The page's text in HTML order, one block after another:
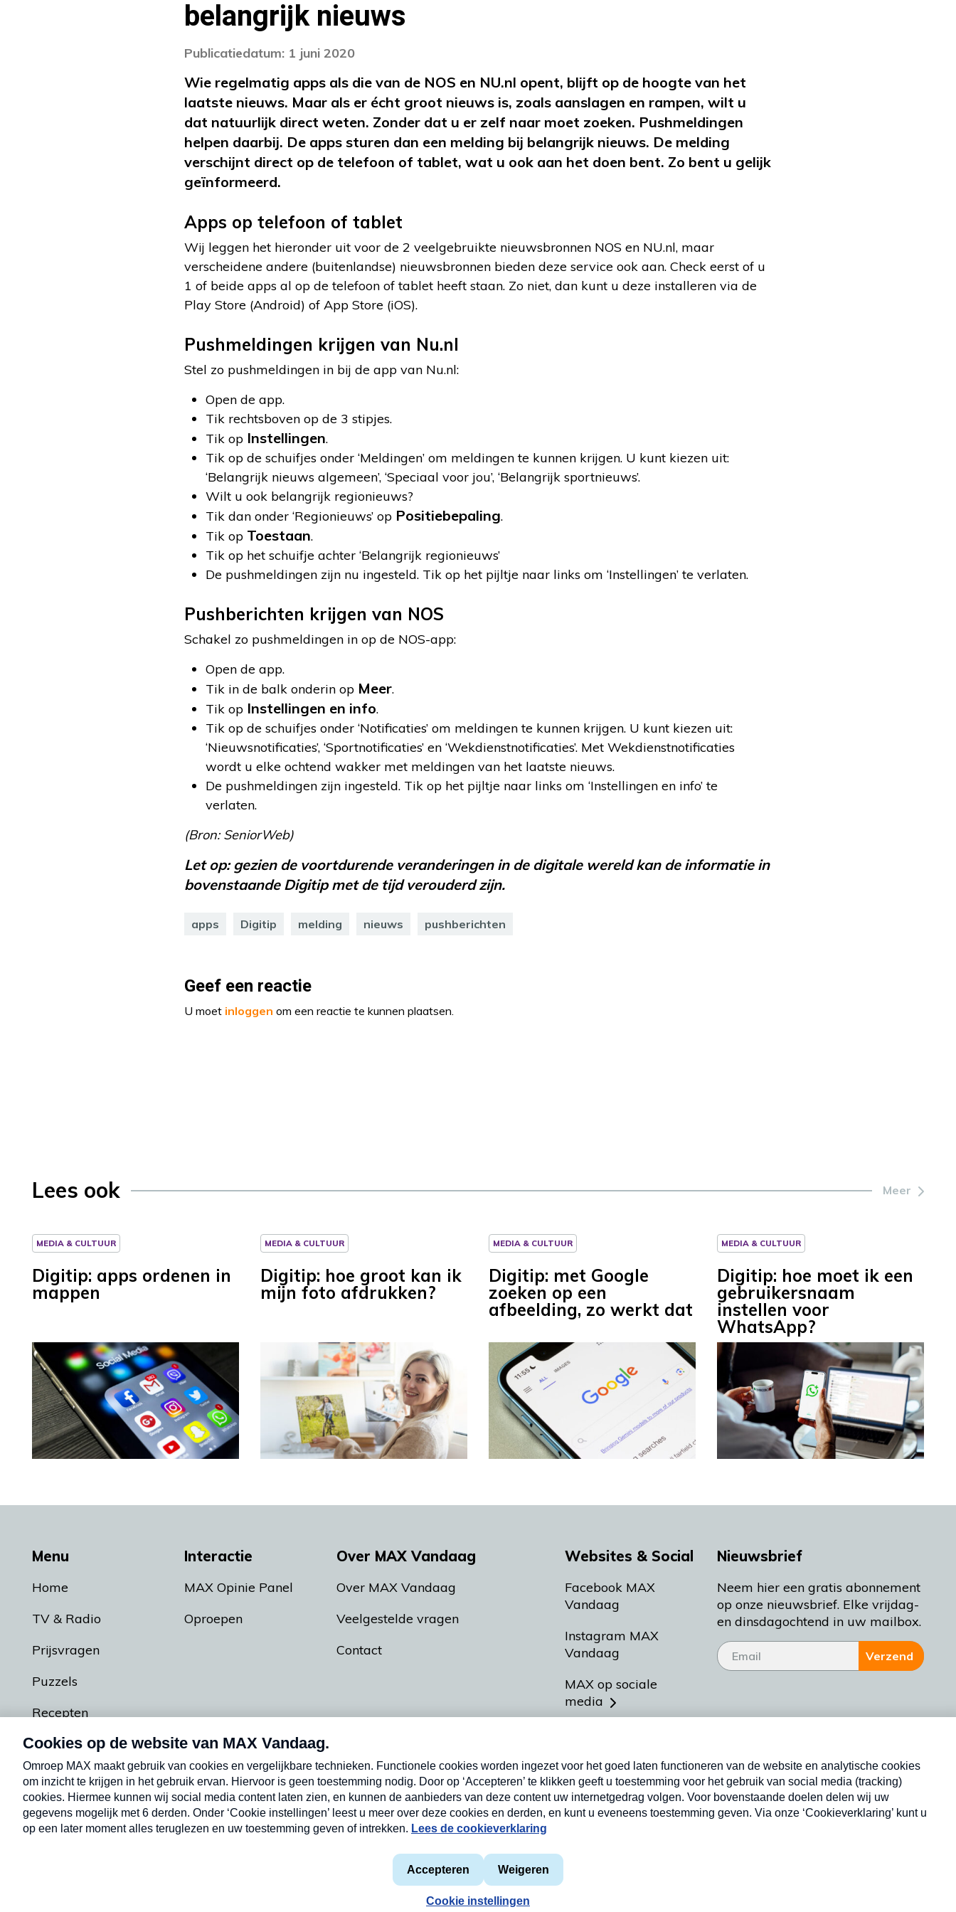
belangrijk nieuws
Publicatiedatum: 1 juni 2020
Wie regelmatig apps als die van de NOS en NU.nl opent, blijft op de hoogte van het
laatste nieuws. Maar als er écht groot nieuws is, zoals aanslagen en rampen, wilt u
dat natuurlijk direct weten. Zonder dat u er zelf naar moet zoeken. Pushmeldingen
helpen daarbij. De apps sturen dan een melding bij belangrijk nieuws. De melding
verschijnt direct op de telefoon of tablet, wat u ook aan het doen bent. Zo bent u gelijk
geïnformeerd.
Apps op telefoon of tablet
Wij leggen het hieronder uit voor de 2 veelgebruikte nieuwsbronnen NOS en NU.nl, maar
verscheidene andere (buitenlandse) nieuwsbronnen bieden deze service ook aan. Check eerst of u
1 of beide apps al op de telefoon of tablet heeft staan. Zo niet, dan kunt u deze installeren via de
Play Store (Android) of App Store (iOS).
Pushmeldingen krijgen van Nu.nl
Stel zo pushmeldingen in bij de app van Nu.nl:
Open de app.
Tik rechtsboven op de 3 stipjes.
Tik op Instellingen.
Tik op de schuifjes onder ‘Meldingen’ om meldingen te kunnen krijgen. U kunt kiezen uit:
‘Belangrijk nieuws algemeen’, ‘Speciaal voor jou’, ‘Belangrijk sportnieuws’.
Wilt u ook belangrijk regionieuws?
Tik dan onder ‘Regionieuws’ op Positiebepaling.
Tik op Toestaan.
Tik op het schuifje achter ‘Belangrijk regionieuws’
De pushmeldingen zijn nu ingesteld. Tik op het pijltje naar links om ‘Instellingen’ te verlaten.
Pushberichten krijgen van NOS
Schakel zo pushmeldingen in op de NOS-app:
Open de app.
Tik in de balk onderin op Meer.
Tik op Instellingen en info.
Tik op de schuifjes onder ‘Notificaties’ om meldingen te kunnen krijgen. U kunt kiezen uit:
‘Nieuwsnotificaties’, ‘Sportnotificaties’ en ‘Wekdienstnotificaties’. Met Wekdienstnotificaties
wordt u elke ochtend wakker met meldingen van het laatste nieuws.
De pushmeldingen zijn ingesteld. Tik op het pijltje naar links om ‘Instellingen en info’ te
verlaten.
(Bron: SeniorWeb)
Let op: gezien de voortdurende veranderingen in de digitale wereld kan de informatie in
bovenstaande Digitip met de tijd verouderd zijn.
apps Digitip melding nieuws pushberichten
Geef een reactie
U moet inloggen om een reactie te kunnen plaatsen.
Lees ook Meer
MEDIA & CULTUUR
Digitip: apps ordenen in
mappen
MEDIA & CULTUUR
Digitip: hoe groot kan ik
mijn foto afdrukken?
MEDIA & CULTUUR
Digitip: met Google
zoeken op een
afbeelding, zo werkt dat
MEDIA & CULTUUR
Digitip: hoe moet ik een
gebruikersnaam
instellen voor
WhatsApp?
Menu
Home
TV & Radio
Prijsvragen
Puzzels
Recepten
Podcasts
Interactie
MAX Opinie Panel
Oproepen
Over MAX Vandaag
Over MAX Vandaag
Veelgestelde vragen
Contact
Websites & Social
Facebook MAX
Vandaag
Instagram MAX
Vandaag
MAX op sociale
media
Meldpunt Actueel
Heel Holland Bakt
Nieuwsbrief
Neem hier een gratis abonnement
op onze nieuwsbrief. Elke vrijdag-
en dinsdagochtend in uw mailbox.
Verzend
Privacyverklaring
Cookieverklaring
Nieuwsbrief
Neem hier een gratis abonnement op onze